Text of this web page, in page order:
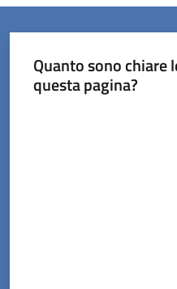
Quanto sono chiare
questa pagina?